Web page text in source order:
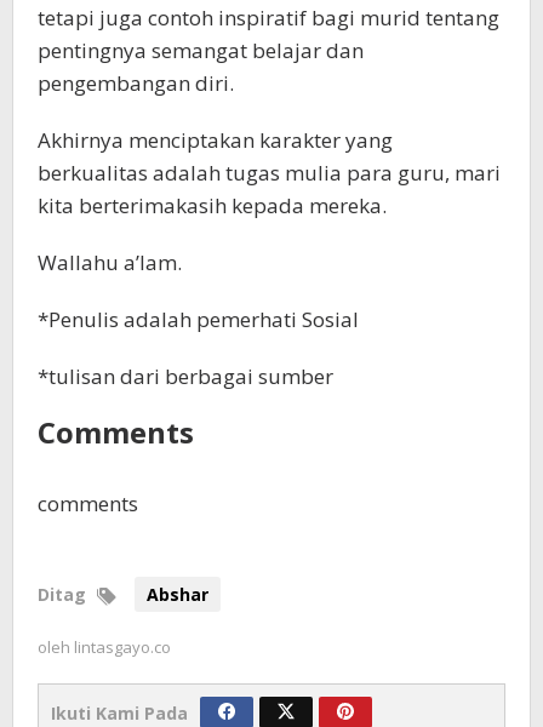
tetapi juga contoh inspiratif bagi murid tentang
pentingnya semangat belajar dan
pengembangan diri.
Akhirnya menciptakan karakter yang
berkualitas adalah tugas mulia para guru, mari
kita berterimakasih kepada mereka.
Wallahu a’lam.
*Penulis adalah pemerhati Sosial
*tulisan dari berbagai sumber
Comments
comments
Ditag Abshar
oleh lintasgayo.co
Ikuti Kami Pada